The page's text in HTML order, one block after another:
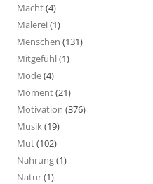
Macht(4)
Malerei(1)
Menschen (131)
Mitgefühl(1)
Mode(4)
Moment(21)
Motivation (376)
Musik(19)
Mut(102)
Nahrung(1)
Natur(1)